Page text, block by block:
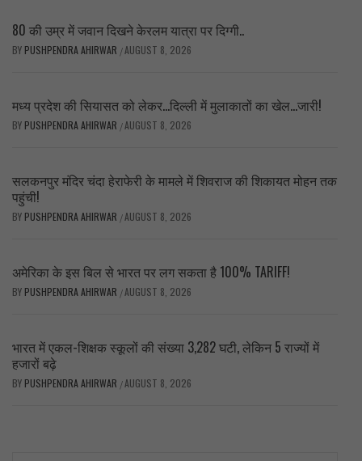
80 की उम्र में जवान दिखने केरलम यात्रा पर दिग्गी..
BY PUSHPENDRA AHIRWAR /AUGUST 8, 2026
मध्य प्रदेश की सियासत को लेकर…दिल्ली में मुलाकातों का खेल…जारी!
BY PUSHPENDRA AHIRWAR /AUGUST 8, 2026
सलकनपुर मंदिर चंदा हेराफेरी के मामले में शिवराज की शिकायत मोहन तक
पहुंची!
BY PUSHPENDRA AHIRWAR /AUGUST 8, 2026
अमेरिका के इस बिल से भारत पर लग सकता है 100% TARIFF!
BY PUSHPENDRA AHIRWAR /AUGUST 8, 2026
भारत में एकल-शिक्षक स्कूलों की संख्या 3,282 घटी, लेकिन 5 राज्यों में
हजारों बढ़े
BY PUSHPENDRA AHIRWAR /AUGUST 8, 2026